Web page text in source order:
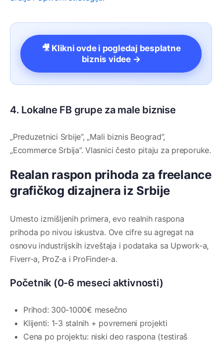
🎥 Klikni ovde i pogledaj besplatne
biznis videe →
4. Lokalne FB grupe za male biznise
„Preduzetnici Srbije”, „Mali biznis Beograd”,
„Ecommerce Srbija”. Vlasnici često pitaju za preporuke.
Realan raspon prihoda za freelance
grafičkog dizajnera iz Srbije
Umesto izmišljenih primera, evo realnih raspona
prihoda po nivou iskustva. Ove cifre su agregat na
osnovu industrijskih izveštaja i podataka sa Upwork-a,
Fiverr-a, ProZ-a i ProFinder-a.
Početnik (0-6 meseci aktivnosti)
Prihod: 300-1000€ mesečno
Klijenti: 1-3 stalnih + povremeni projekti
Cena po projektu: niski deo raspona (testiraš